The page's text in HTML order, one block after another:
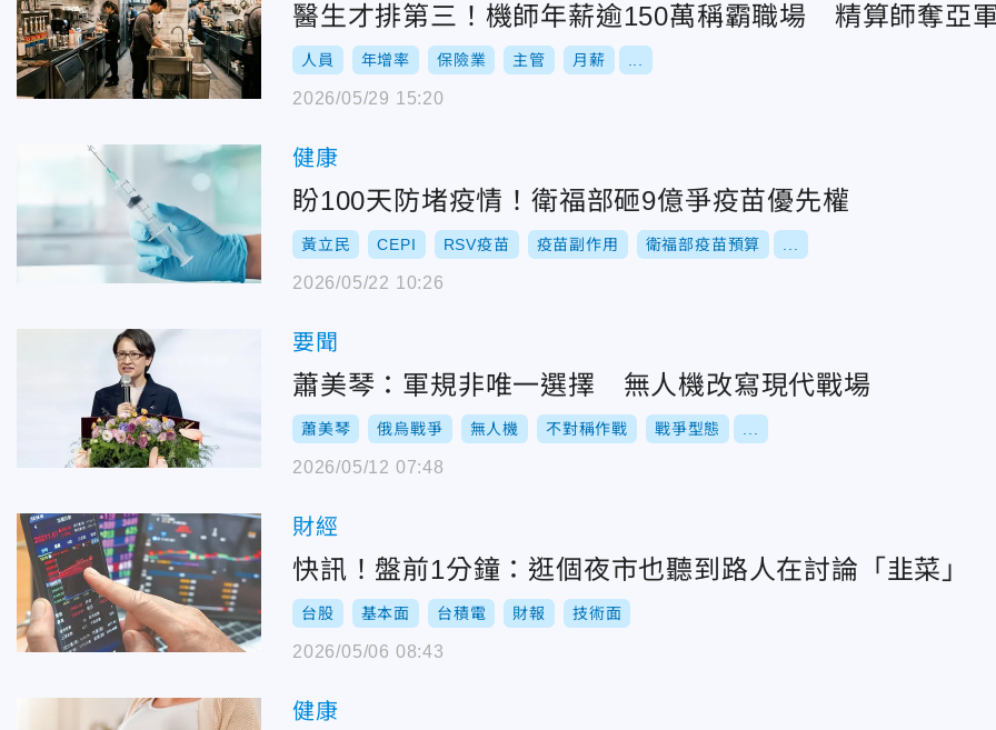
醫生才排第三！機師年薪逾150萬稱霸職場 精算師奪亞
人員 年增率 保險業 主管 月薪
2026/05/29 15:20
健康
盼100天防堵疫情！衛福部砸9億爭疫苗優先權
黃立民 CEPI RSV疫苗 疫苗副作用 衛福部疫苗預算
2026/05/22 10:26
要聞
蕭美琴：軍規非唯一選擇 無人機改寫現代戰場
蕭美琴 俄烏戰爭 無人機 不對稱作戰 戰爭型態
2026/05/12 07:48
財經
快訊！盤前1分鐘：逛個夜市也聽到路人在討論「韭菜」
台股 基本面 台積電 財報 技術面
2026/05/06 08:43
健康